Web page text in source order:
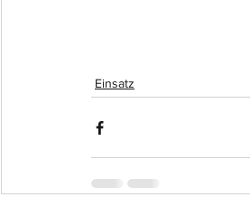
Einsatz